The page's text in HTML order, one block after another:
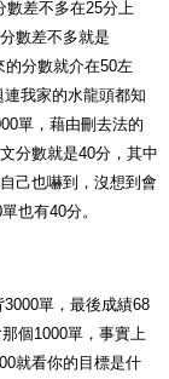
數差不多在25分上
數差不多就是
分數就介在50左
我家的水龍頭都知
單，藉由刪去法的
分數就是40分，其中
己也嚇到，沒想到會
也有40分。
單，最後成績68
個1000單，事實上
就看你的目標是什